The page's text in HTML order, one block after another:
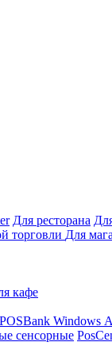
Для ресторана
торговли Для
кафе
POSBank Windows
сенсорные